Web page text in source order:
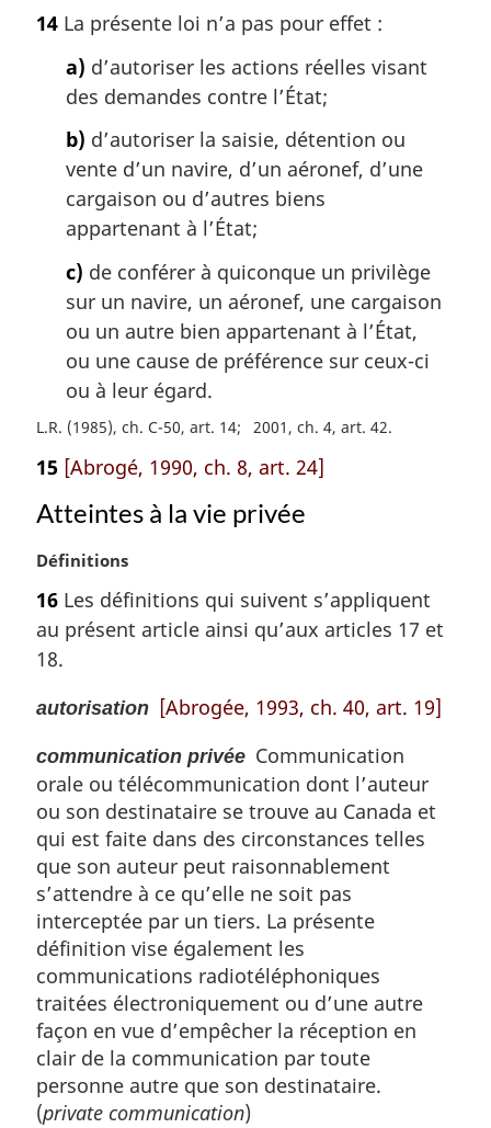
t
14 La présente loi n’a pas pour effet :
a) d’autoriser les actions réelles visant
des demandes contre l’État;
b) d’autoriser la saisie, détention ou
vente d’un navire, d’un aéronef, d’une
cargaison ou d’autres biens
appartenant à l’État;
c) de conférer à quiconque un privilège
sur un navire, un aéronef, une cargaison
ou un autre bien appartenant à l’État,
ou une cause de préférence sur ceux-ci
ou à leur égard.
L.R. (1985), ch. C-50, art. 14 2001, ch. 4, art. 42
15 [Abrogé, 1990, ch. 8, art. 24]
Atteintes à la vie privée
N
t
e
m
r
i
n
l
e
:
Définitions
16 Les définitions qui suivent s’appliquent
au présent article ainsi qu’aux articles 17 et
18.
autorisation [Abrogée, 1993, ch. 40, art. 19]
communication privée Communication
orale ou télécommunication dont l’auteur
ou son destinataire se trouve au Canada et
qui est faite dans des circonstances telles
que son auteur peut raisonnablement
s’attendre à ce qu’elle ne soit pas
interceptée par un tiers. La présente
définition vise également les
communications radiotéléphoniques
traitées électroniquement ou d’une autre
façon en vue d’empêcher la réception en
clair de la communication par toute
personne autre que son destinataire.
(private communication)